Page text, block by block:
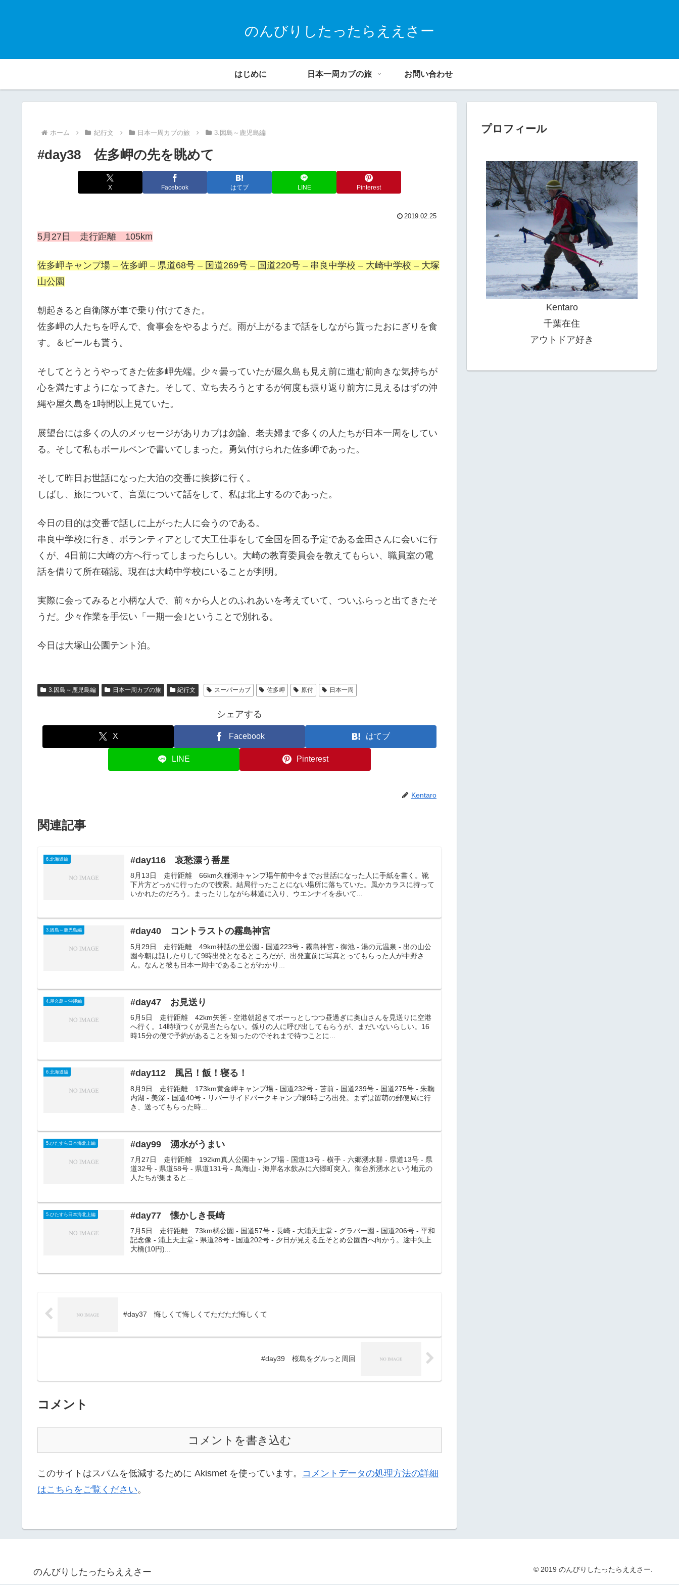
のんびりしたったらええさー
はじめに 日本一周カブの旅 お問い合わせ
ホーム 紀行文 日本一周カブの旅 3.因島～鹿児島編
#day38 佐多岬の先を眺めて
X Facebook はてブ LINE Pinterest
2019.02.25
5月27日 走行距離 105km
佐多岬キャンプ場 – 佐多岬 – 県道68号 – 国道269号 – 国道220号 – 串良中学校 – 大崎中学校 – 大塚
山公園
朝起きると自衛隊が車で乗り付けてきた。
佐多岬の人たちを呼んで、食事会をやるようだ。雨が上がるまで話をしながら貰ったおにぎりを食
す。＆ビールも貰う。
そしてとうとうやってきた佐多岬先端。少々曇っていたが屋久島も見え前に進む前向きな気持ちが
心を満たすようになってきた。そして、立ち去ろうとするが何度も振り返り前方に見えるはずの沖
縄や屋久島を1時間以上見ていた。
展望台には多くの人のメッセージがありカブは勿論、老夫婦まで多くの人たちが日本一周をしてい
る。そして私もボールペンで書いてしまった。勇気付けられた佐多岬であった。
そして昨日お世話になった大泊の交番に挨拶に行く。
しばし、旅について、言葉について話をして、私は北上するのであった。
今日の目的は交番で話しに上がった人に会うのである。
串良中学校に行き、ボランティアとして大工仕事をして全国を回る予定である金田さんに会いに行
くが、4日前に大崎の方へ行ってしまったらしい。大崎の教育委員会を教えてもらい、職員室の電
話を借りて所在確認。現在は大崎中学校にいることが判明。
実際に会ってみると小柄な人で、前々から人とのふれあいを考えていて、ついふらっと出てきたそ
うだ。少々作業を手伝い「一期一会｣ということで別れる。
今日は大塚山公園テント泊。
3.因島～鹿児島編 日本一周カブの旅 紀行文 スーパーカブ 佐多岬 原付 日本一周
シェアする
X Facebook はてブ
LINE Pinterest
Kentaro
関連記事
6.北海道編 #day116 哀愁漂う番屋
8月13日 走行距離 66km久種湖キャンプ場午前中今までお世話になった人に手紙を書く。靴
下片方どっかに行ったので捜索。結局行ったことにない場所に落ちていた。風かカラスに持って
いかれたのだろう。まったりしながら林道に入り、ウエンナイを歩いて...
3.因島～鹿児島編 #day40 コントラストの霧島神宮
5月29日 走行距離 49km神話の里公園 - 国道223号 - 霧島神宮 - 御池 - 湯の元温泉 - 出の山公
園今朝は話したりして9時出発となるところだが、出発直前に写真とってもらった人が中野さ
ん。なんと彼も日本一周中であることがわかり...
4.屋久島～沖縄編 #day47 お見送り
6月5日 走行距離 42km矢筈 - 空港朝起きてボーっとしつつ昼過ぎに奥山さんを見送りに空港
へ行く。14時頃つくが見当たらない。係りの人に呼び出してもらうが、まだいないらしい。16
時15分の便で予約があることを知ったのでそれまで待つことに...
6.北海道編 #day112 風呂！飯！寝る！
8月9日 走行距離 173km黄金岬キャンプ場 - 国道232号 - 苫前 - 国道239号 - 国道275号 - 朱鞠
内湖 - 美深 - 国道40号 - リバーサイドパークキャンプ場9時ごろ出発。まずは留萌の郵便局に行
き、送ってもらった時...
5.ひたすら日本海北上編 #day99 湧水がうまい
7月27日 走行距離 192km真人公園キャンプ場 - 国道13号 - 横手 - 六郷湧水群 - 県道13号 - 県
道32号 - 県道58号 - 県道131号 - 鳥海山 - 海岸名水飲みに六郷町突入。御台所湧水という地元の
人たちが集まると...
5.ひたすら日本海北上編 #day77 懐かしき長崎
7月5日 走行距離 73km橘公園 - 国道57号 - 長崎 - 大浦天主堂 - グラバー園 - 国道206号 - 平和
記念像 - 浦上天主堂 - 県道28号 - 国道202号 - 夕日が見える丘そとめ公園西へ向かう。途中矢上
大橋(10円)...
#day37 悔しくて悔しくてただただ悔しくて
#day39 桜島をグルっと周回
コメント
コメントを書き込む
このサイトはスパムを低減するために Akismet を使っています。 コメントデータの処理方法の詳細
はこちらをご覧ください。
プロフィール
Kentaro
千葉在住
アウトドア好き
のんびりしたったらええさー © 2019 のんびりしたったらええさー.